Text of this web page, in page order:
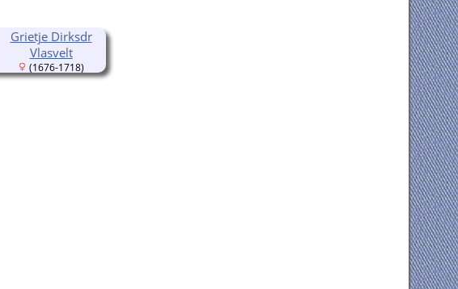
Grietje Dirksdr
Vlasvelt
(1676-1718)